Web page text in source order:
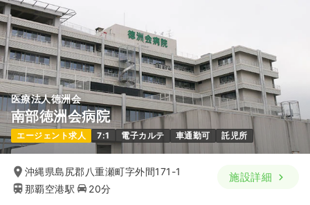
医療法人徳洲会
南部徳洲会病院
エージェント求人 7:1 電子カルテ 車通勤可 託児所
沖縄県島尻郡八重瀬町字外間171-1
那覇空港駅
20分
施設詳細